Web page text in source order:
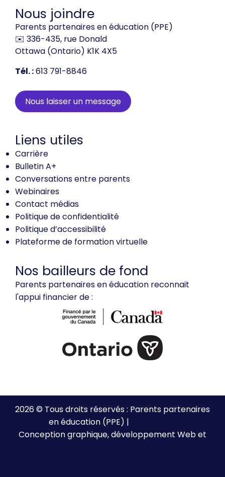
Nous joindre
Parents partenaires en éducation (PPE)
✉️ 336-435, rue Donald
Ottawa (Ontario) K1K 4X5
Tél. :613 791-8846
Nous laisser un message
Liens utiles
Carrière
Bulletin A+
Conversations entre parents
Webinaires
Contact médias
Politique de confidentialité
Politique d’accessibilité
Plateforme de formation virtuelle
Nos bailleurs de fond
Parents partenaires en éducation reconnait
l'appui financier de :
2026 © Tous droits réservés : Parents partenaires
en éducation (PPE) |
Conception graphique, développement Web et